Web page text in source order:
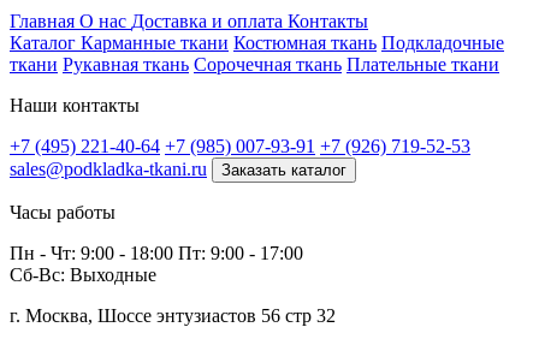
Главная О нас Доставка и оплата Контакты
Каталог Карманные ткани Костюмная ткань Подкладочные
ткани Рукавная ткань Сорочечная ткань Плательные ткани
Наши контакты
+7 (495) 221-40-64 +7 (985) 007-93-91 +7 (926) 719-52-53
sales@podkladka-tkani.ru
Заказать каталог
Часы работы
Пн - Чт: 9:00 - 18:00 Пт: 9:00 - 17:00
Сб-Вс: Выходные
г. Москва, Шоссе энтузиастов 56 стр 32